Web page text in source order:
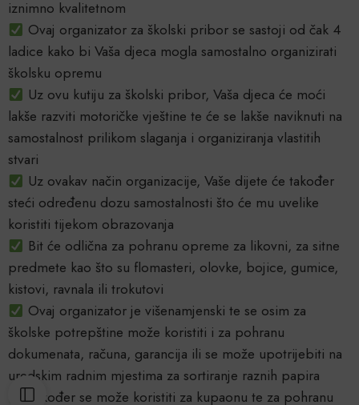
iznimno kvalitetnom
Ovaj organizator za školski pribor se sastoji od čak 4
ladice kako bi Vaša djeca mogla samostalno organizirati
školsku opremu
Uz ovu kutiju za školski pribor, Vaša djeca će moći
lakše razviti motoričke vještine te će se lakše naviknuti na
samostalnost prilikom slaganja i organiziranja vlastitih
stvari
Uz ovakav način organizacije, Vaše dijete će također
steći određenu dozu samostalnosti što će mu uvelike
koristiti tijekom obrazovanja
Bit će odlična za pohranu opreme za likovni, za sitne
predmete kao što su flomasteri, olovke, bojice, gumice,
kistovi, ravnala ili trokutovi
Ovaj organizator je višenamjenski te se osim za
školske potrepštine može koristiti i za pohranu
dokumenata, računa, garancija ili se može upotrijebiti na
uredskim radnim mjestima za sortiranje raznih papira
Također se može koristiti za kupaonu te za pohranu